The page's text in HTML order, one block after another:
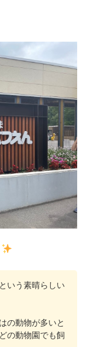
いう素晴らしい
の動物が多いと
の動物園でも飼